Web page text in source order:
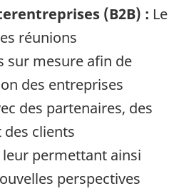
(B2B) : Le
réunions
sur mesure afin de
des entreprises
des partenaires, des
clients
permettant ainsi
perspectives